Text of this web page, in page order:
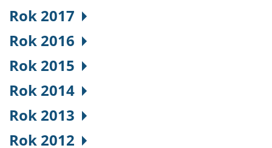
Rok 2017
Rok 2016
Rok 2015
Rok 2014
Rok 2013
Rok 2012